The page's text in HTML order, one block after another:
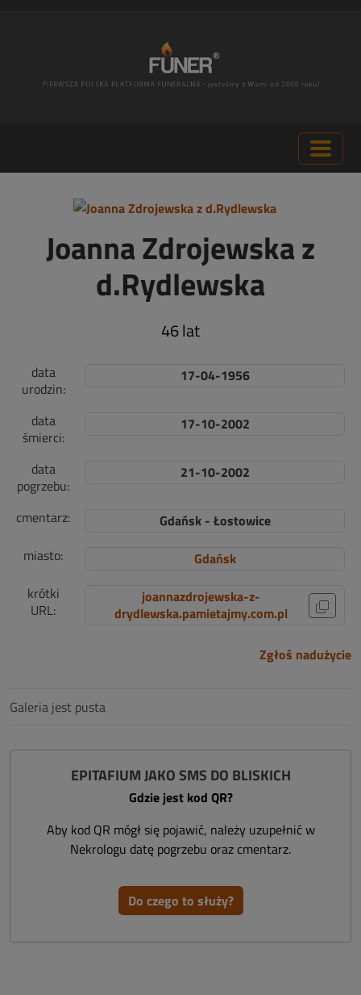
Joanna Zdrojewska z
d.Rydlewska
46 lat
data
urodzin:
17-04-1956
data
śmierci:
17-10-2002
data
pogrzebu:
21-10-2002
cmentarz:
Gdańsk - Łostowice
miasto:
Gdańsk
krótki
URL:
joannazdrojewska-z-
drydlewska.pamietajmy.com.pl
Zgłoś nadużycie
Galeria jest pusta
EPITAFIUM JAKO SMS DO BLISKICH
Gdzie jest kod QR?
Aby kod QR mógł się pojawić, należy uzupełnić w
Nekrologu datę pogrzebu oraz cmentarz.
Do czego to służy?